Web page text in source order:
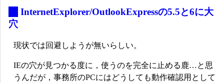
InternetExplorer/OutlookExpressの5.5と6に大
穴
現状では回避しようが無いらしい。
IEの穴が見つかる度に，使うのを完全に止める鹿…と思
うんだが，事務所のPCにはどうしても動作確認用として